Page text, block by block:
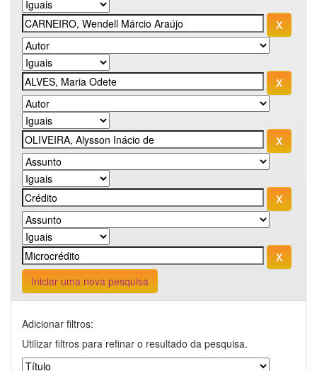
Iniciar uma nova pesquisa
Adicionar filtros:
Utilizar filtros para refinar o resultado da pesquisa.